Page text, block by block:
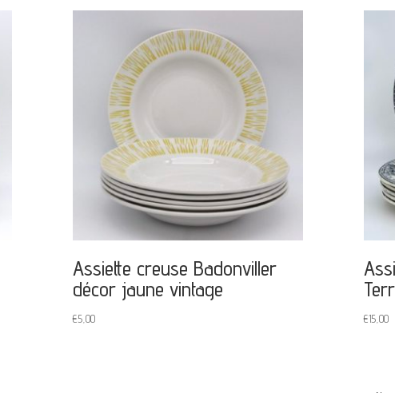
Assiette creuse Badonviller
décor jaune vintage
€5,00 €15,00